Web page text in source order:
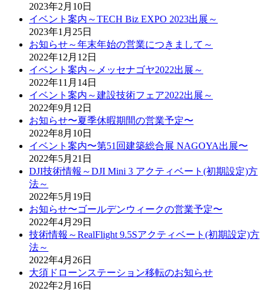
2023年2月10日
イベント案内～TECH Biz EXPO 2023出展～
2023年1月25日
お知らせ～年末年始の営業につきまして～
2022年12月12日
イベント案内～メッセナゴヤ2022出展～
2022年11月14日
イベント案内～建設技術フェア2022出展～
2022年9月12日
お知らせ〜夏季休暇期間の営業予定〜
2022年8月10日
イベント案内〜第51回建築総合展 NAGOYA出展〜
2022年5月21日
DJI技術情報～DJI Mini 3 アクティベート(初期設定)方
法～
2022年5月19日
お知らせ〜ゴールデンウィークの営業予定〜
2022年4月29日
技術情報～RealFlight 9.5Sアクティベート(初期設定)方
法～
2022年4月26日
大須ドローンステーション移転のお知らせ
2022年2月16日